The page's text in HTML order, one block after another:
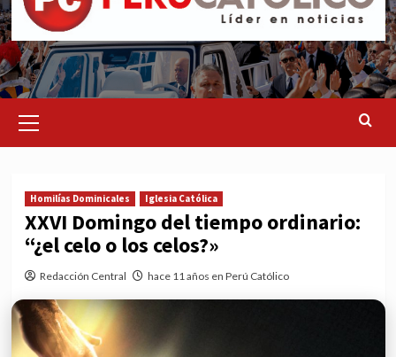
Menu
Homilías Dominicales Iglesia Católica
XXVI Domingo del tiempo ordinario:
“¿el celo o los celos?»
Redacción Central hace 11 años en Perú Católico